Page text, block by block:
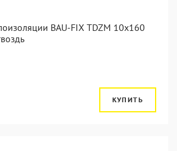
BAU-FIX TDZM 10x160
КУПИТЬ